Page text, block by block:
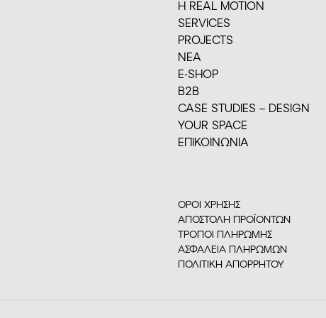
H REAL MOTION
SERVICES
PROJECTS
ΝΕΑ
E-SHOP
Β2Β
CASE STUDIES – DESIGN
YOUR SPACE
ΕΠΙΚΟΙΝΩΝΙΑ
ΟΡΟΙ ΧΡΗΣΗΣ
ΑΠΟΣΤΟΛΗ ΠΡΟΪΟΝΤΩΝ
ΤΡΟΠΟΙ ΠΛΗΡΩΜΗΣ
ΑΣΦΑΛΕΙΑ ΠΛΗΡΩΜΩΝ
ΠΟΛΙΤΙΚΗ ΑΠΟΡΡΗΤΟΥ